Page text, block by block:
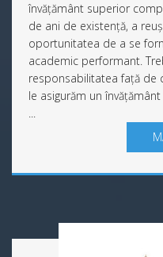
învățământ superior
de ani de existență, a
oportunitatea de a se
academic performant.
responsabilitatea față de
le asigurăm un
...